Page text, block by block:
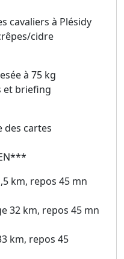
cavaliers à Plésidy
cidre
à 75 kg
et briefing
des cartes
km, repos 45 mn
32 km, repos 45 mn
km, repos 45